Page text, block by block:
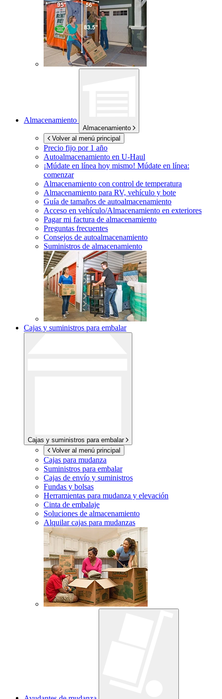
Almacenamiento
Almacenamiento
Volver al menú principal
Precio fijo por 1 año
Autoalmacenamiento en U-Haul
¡Múdate en línea hoy mismo! Múdate en línea:
comenzar
Almacenamiento con control de temperatura
Almacenamiento para RV, vehículo y bote
Guía de tamaños de autoalmacenamiento
Acceso en vehículo/Almacenamiento en exteriores
Pagar mi factura de almacenamiento
Preguntas frecuentes
Consejos de autoalmacenamiento
Suministros de almacenamiento
Cajas y suministros para embalar
Cajas y suministros para embalar
Volver al menú principal
Cajas para mudanza
Suministros para embalar
Cajas de envío y suministros
Fundas y bolsas
Herramientas para mudanza y elevación
Cinta de embalaje
Soluciones de almacenamiento
Alquilar cajas para mudanzas